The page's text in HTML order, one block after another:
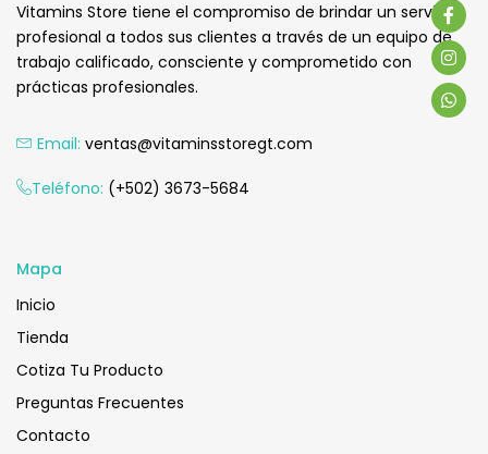
Añadir Al Carrito
Vitamins Store tiene el compromiso de brindar un servicio
profesional a todos sus clientes a través de un equipo de
trabajo calificado, consciente y comprometido con
prácticas profesionales.
Email: ventas@vitaminsstoregt.com
Teléfono: (+502) 3673-5684
Mapa
Inicio
Tienda
Cotiza Tu Producto
Preguntas Frecuentes
Contacto